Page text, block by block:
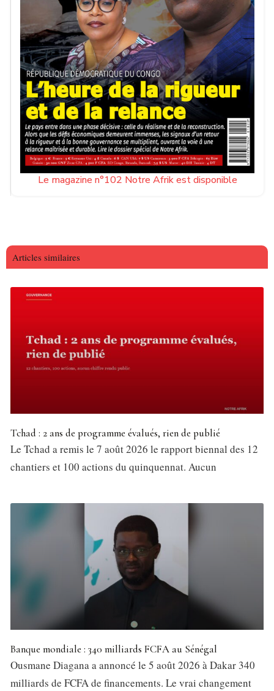
Le magazine n°102 Notre Afrik est disponible
Articles similaires
Tchad : 2 ans de programme évalués, rien de publié
Le Tchad a remis le 7 août 2026 le rapport biennal des 12
chantiers et 100 actions du quinquennat. Aucun
Banque mondiale : 340 milliards FCFA au Sénégal
Ousmane Diagana a annoncé le 5 août 2026 à Dakar 340
milliards de FCFA de financements. Le vrai changement